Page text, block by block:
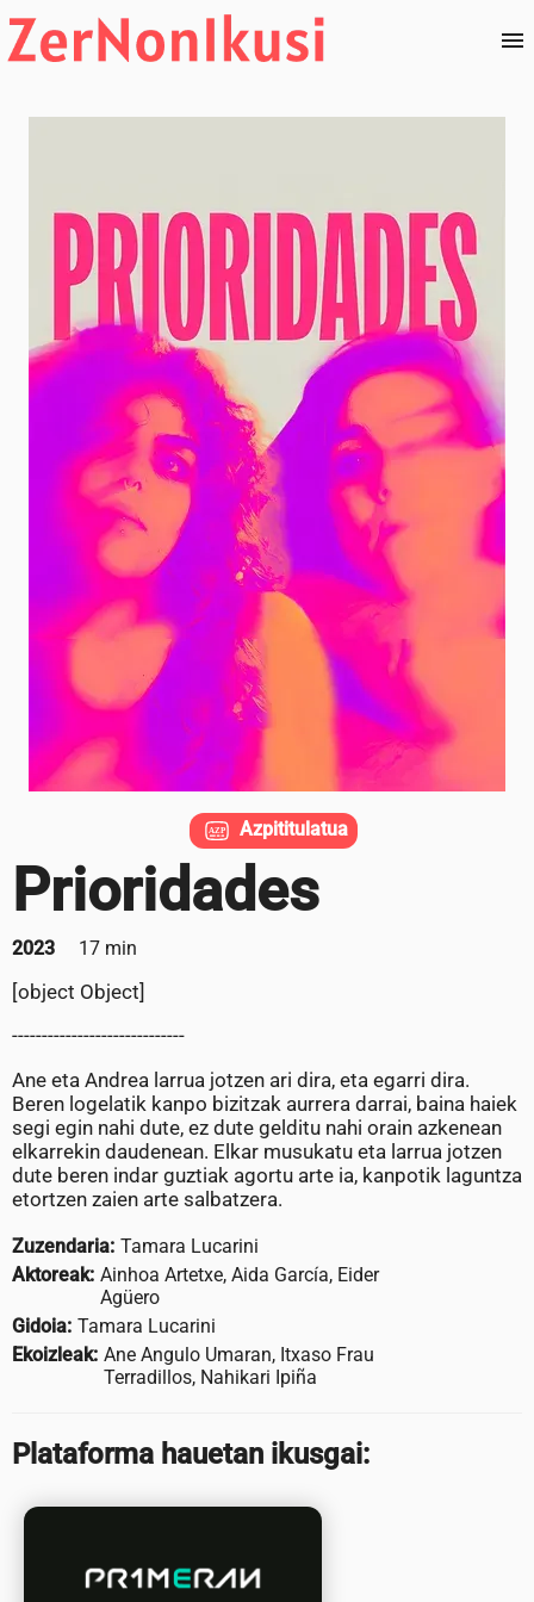
Prioridades
2023 17 min
[object Object]
-----------------------------
Ane eta Andrea larrua jotzen ari dira, eta egarri dira.
Beren logelatik kanpo bizitzak aurrera darrai, baina haiek
segi egin nahi dute, ez dute gelditu nahi orain azkenean
elkarrekin daudenean. Elkar musukatu eta larrua jotzen
dute beren indar guztiak agortu arte ia, kanpotik laguntza
etortzen zaien arte salbatzera.
Zuzendaria: Tamara Lucarini
Aktoreak: Ainhoa Artetxe, Aida García, Eider
Agüero
Gidoia: Tamara Lucarini
Ekoizleak: Ane Angulo Umaran, Itxaso Frau
Terradillos, Nahikari Ipiña
Plataforma hauetan ikusgai:
Azpititulatua